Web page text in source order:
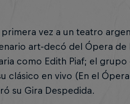
vez a un teatro
art-decó del Ópera de
como Edith Piaf; el
clásico en vivo (En el
su Gira Despedida.